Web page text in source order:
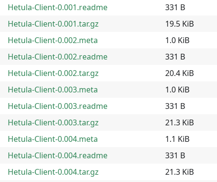
Hetula-Client-0.001.readme
331 B
Hetula-Client-0.001.tar.gz
19.5 KiB
Hetula-Client-0.002.meta
1.0 KiB
Hetula-Client-0.002.readme
331 B
Hetula-Client-0.002.tar.gz
20.4 KiB
Hetula-Client-0.003.meta
1.0 KiB
Hetula-Client-0.003.readme
331 B
Hetula-Client-0.003.tar.gz
21.3 KiB
Hetula-Client-0.004.meta
1.1 KiB
Hetula-Client-0.004.readme
331 B
Hetula-Client-0.004.tar.gz
21.3 KiB